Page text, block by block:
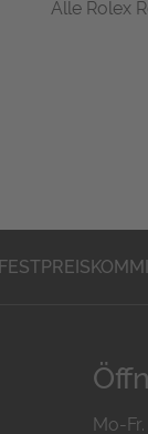
Alle Rolex
Mo-